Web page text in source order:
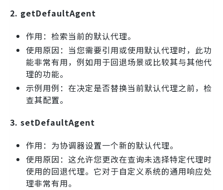
2. getDefaultAgent
作用：检索当前的默认代理。
使用原因：当您需要引用或使用默认代理时，此功
能非常有用，例如用于回退场景或比较其与其他代
理的功能。
示例用例：在决定是否替换当前默认代理之前，检
查其配置。
3. setDefaultAgent
作用：为协调器设置一个新的默认代理。
使用原因：这允许您更改在查询未选择特定代理时
使用的回退代理。它对于自定义系统的通用响应处
理非常有用。